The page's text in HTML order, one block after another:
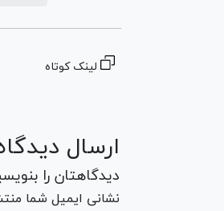
لینک کوتاه
ارسال
دیدگاهتان را
نشانی ایمیل شما